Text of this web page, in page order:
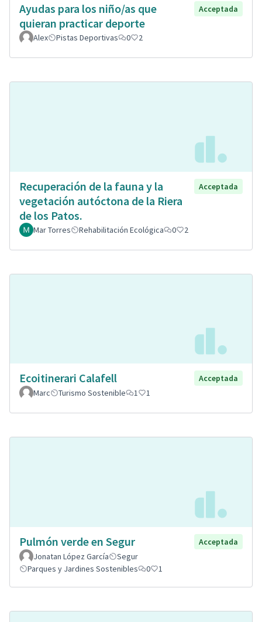
Ayudas para los niño/as que
quieran practicar deporte
Acceptada
Alex Pistas Deportivas 0 2
Recuperación de la fauna y la
vegetación autóctona de la Riera
de los Patos.
Acceptada
Mar Torres Rehabilitación Ecológica 0 2
Ecoitinerari Calafell
Acceptada
Marc
Turismo Sostenible 1 1
Pulmón verde en Segur
Acceptada
Jonatan López García
Segur
Parques y Jardines Sostenibles
0 1